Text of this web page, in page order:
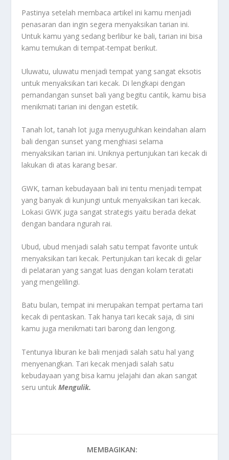
Pastinya setelah membaca artikel ini kamu menjadi
penasaran dan ingin segera menyaksikan tarian ini.
Untuk kamu yang sedang berlibur ke bali, tarian ini bisa
kamu temukan di tempat-tempat berikut.
Uluwatu, uluwatu menjadi tempat yang sangat eksotis
untuk menyaksikan tari kecak. Di lengkapi dengan
pemandangan sunset bali yang begitu cantik, kamu bisa
menikmati tarian ini dengan estetik.
Tanah lot, tanah lot juga menyuguhkan keindahan alam
bali dengan sunset yang menghiasi selama
menyaksikan tarian ini. Uniknya pertunjukan tari kecak di
lakukan di atas karang besar.
GWK, taman kebudayaan bali ini tentu menjadi tempat
yang banyak di kunjungi untuk menyaksikan tari kecak.
Lokasi GWK juga sangat strategis yaitu berada dekat
dengan bandara ngurah rai.
Ubud, ubud menjadi salah satu tempat favorite untuk
menyaksikan tari kecak. Pertunjukan tari kecak di gelar
di pelataran yang sangat luas dengan kolam teratati
yang mengelilingi.
Batu bulan, tempat ini merupakan tempat pertama tari
kecak di pentaskan. Tak hanya tari kecak saja, di sini
kamu juga menikmati tari barong dan lengong.
Tentunya liburan ke bali menjadi salah satu hal yang
menyenangkan. Tari kecak menjadi salah satu
kebudayaan yang bisa kamu jelajahi dan akan sangat
seru untukMengulik.
MEMBAGIKAN: